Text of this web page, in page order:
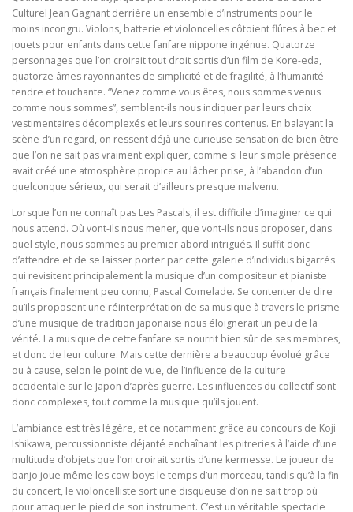
Culturel Jean Gagnant derrière un ensemble d’instruments pour le
moins incongru. Violons, batterie et violoncelles côtoient flûtes à bec et
jouets pour enfants dans cette fanfare nippone ingénue. Quatorze
personnages que l’on croirait tout droit sortis d’un film de Kore-eda,
quatorze âmes rayonnantes de simplicité et de fragilité, à l’humanité
tendre et touchante. “Venez comme vous êtes, nous sommes venus
comme nous sommes”, semblent-ils nous indiquer par leurs choix
vestimentaires décomplexés et leurs sourires contenus. En balayant la
scène d’un regard, on ressent déjà une curieuse sensation de bien être
que l’on ne sait pas vraiment expliquer, comme si leur simple présence
avait créé une atmosphère propice au lâcher prise, à l’abandon d’un
quelconque sérieux, qui serait d’ailleurs presque malvenu.
Lorsque l’on ne connaît pas Les Pascals, il est difficile d’imaginer ce qui
nous attend. Où vont-ils nous mener, que vont-ils nous proposer, dans
quel style, nous sommes au premier abord intrigués. Il suffit donc
d’attendre et de se laisser porter par cette galerie d’individus bigarrés
qui revisitent principalement la musique d’un compositeur et pianiste
français finalement peu connu, Pascal Comelade. Se contenter de dire
qu’ils proposent une réinterprétation de sa musique à travers le prisme
d’une musique de tradition japonaise nous éloignerait un peu de la
vérité. La musique de cette fanfare se nourrit bien sûr de ses membres,
et donc de leur culture. Mais cette dernière a beaucoup évolué grâce
ou à cause, selon le point de vue, de l’influence de la culture
occidentale sur le Japon d’après guerre. Les influences du collectif sont
donc complexes, tout comme la musique qu’ils jouent.
L’ambiance est très légère, et ce notamment grâce au concours de Koji
Ishikawa, percussionniste déjanté enchaînant les pitreries à l’aide d’une
multitude d’objets que l’on croirait sortis d’une kermesse. Le joueur de
banjo joue même les cow boys le temps d’un morceau, tandis qu’à la fin
du concert, le violoncelliste sort une disqueuse d’on ne sait trop où
pour attaquer le pied de son instrument. C’est un véritable spectacle